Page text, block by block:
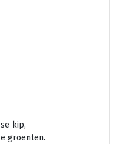
kip,
groenten.